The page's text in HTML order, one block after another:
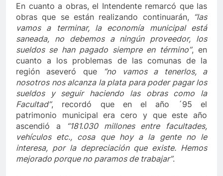
En cuanto a obras, el Intendente remarcó que las
obras que se están realizando continuarán,
“las
vamos a terminar, la economía municipal está
saneada, no debemos a ningún proveedor, los
sueldos se han pagado siempre en término”, en
cuanto a los problemas de las comunas de la
región aseveró que
“no vamos a tenerlos, a
nosotros nos alcanza la plata para poder pagar los
sueldos y seguir haciendo las obras como la
Facultad”, recordó que en el año ´95 el
patrimonio municipal era cero y que este año
ascendió a
“181.030 millones entre facultades,
vehículos etc., cosa que hoy a la gente no le
interesa, por la depreciación que existe. Hemos
mejorado porque no paramos de trabajar”.